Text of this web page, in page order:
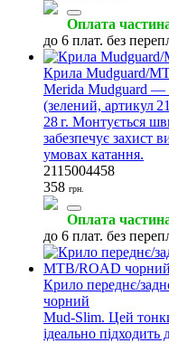
Оплата
до 6 плат. без
Крила Mudguard/
Merida Mudguard —
(зелений, артикул
28 г. Монтується
забезпечує захист
умовах катання.
2115004458
358 грн.
Оплата
до 6 плат. без
Крило переднє/
чорний
Mud-Slim. Цей
ідеально